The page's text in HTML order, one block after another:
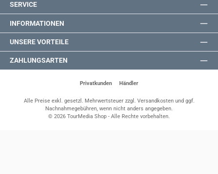
SERVICE
INFORMATIONEN
UNSERE VORTEILE
ZAHLUNGSARTEN
Privatkunden Händler
Alle Preise exkl. gesetzl. Mehrwertsteuer zzgl. Versandkostenund ggf.
Nachnahmegebühren, wenn nicht anders angegeben.
© 2026 TourMedia Shop - Alle Rechte vorbehalten.